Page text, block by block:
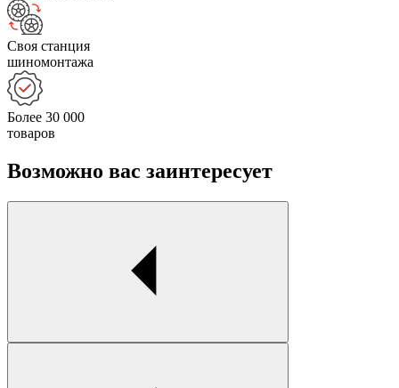
Своя станция
шиномонтажа
Более 30 000
товаров
Возможно вас заинтересует